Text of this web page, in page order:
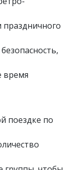
праздничного
время
поездке по